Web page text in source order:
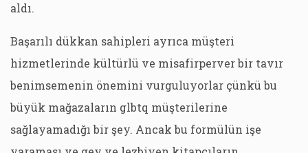
aldı.
Başarılı dükkan sahipleri ayrıca müşteri
hizmetlerinde kültürlü ve misafirperver bir tavır
benimsemenin önemini vurguluyorlar çünkü bu
büyük mağazaların glbtq müşterilerine
sağlayamadığı bir şey. Ancak bu formülün işe